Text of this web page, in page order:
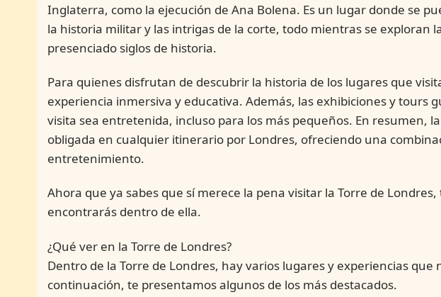
Inglaterra, como la ejecución de Ana Bolena. Es un lugar donde se
la historia militar y las intrigas de la corte, todo mientras se exploran
presenciado siglos de historia.
Para quienes disfrutan de descubrir la historia de los lugares que
experiencia inmersiva y educativa. Además, las exhibiciones y tours
visita sea entretenida, incluso para los más pequeños. En resumen,
obligada en cualquier itinerario por Londres, ofreciendo una
entretenimiento.
Ahora que ya sabes que sí merece la pena visitar la Torre de
encontrarás dentro de ella.
¿Qué ver en la Torre de Londres?
Dentro de la Torre de Londres, hay varios lugares y experiencias que
continuación, te presentamos algunos de los más destacados.